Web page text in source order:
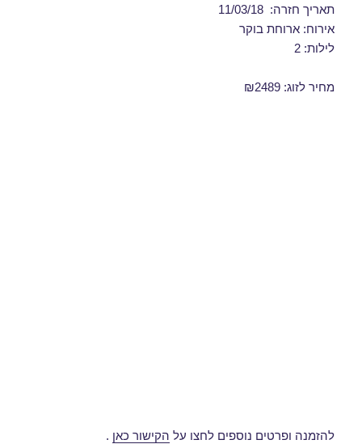
תאריך חזרה: 11/03/18
אירוח: ארוחת בוקר
לילות: 2
מחיר לזוג: ₪2489
להזמנה ופרטים נוספים לחצו על הקישור כאן .